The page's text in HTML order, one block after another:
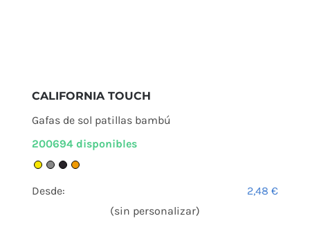
CALIFORNIA TOUCH
Gafas de sol patillas bambú
200694 disponibles
Desde: 2,48€
(sin personalizar)